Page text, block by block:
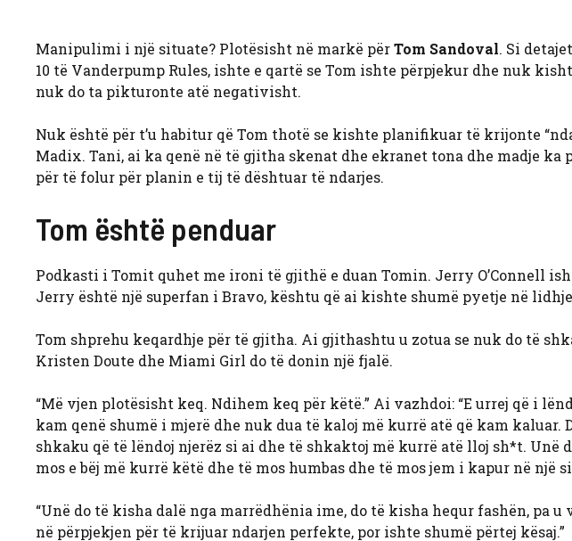
Manipulimi i një situate? Plotësisht në markë përTom Sandoval. Si
10 të Vanderpump Rules, ishte e qartë se Tom ishte përpjekur dhe nuk
nuk do ta pikturonte atë negativisht.
Nuk është për t’u habitur që Tom thotë se kishte planifikuar të krijonte
Madix. Tani, ai ka qenë në të gjitha skenat dhe ekranet tona dhe madje ka
për të folur për planin e tij të dështuar të ndarjes.
Tom është penduar
Podkasti i Tomit quhet me ironi të gjithë e duan Tomin. Jerry O’Connell
Jerry është një superfan i Bravo, kështu që ai kishte shumë pyetje në
Tom shprehu keqardhje për të gjitha. Ai gjithashtu u zotua se nuk do të
Kristen Doute dhe Miami Girl do të donin një fjalë.
“Më vjen plotësisht keq. Ndihem keq për këtë.” Ai vazhdoi: “E urrej që i
kam qenë shumë i mjerë dhe nuk dua të kaloj më kurrë atë që kam kaluar.
shkaku që të lëndoj njerëz si ai dhe të shkaktoj më kurrë atë lloj sh*t. Unë
mos e bëj më kurrë këtë dhe të mos humbas dhe të mos jem i kapur në një
“Unë do të kisha dalë nga marrëdhënia ime, do të kisha hequr fashën, pa u
në përpjekjen për të krijuar ndarjen perfekte, por ishte shumë përtej kësaj.”